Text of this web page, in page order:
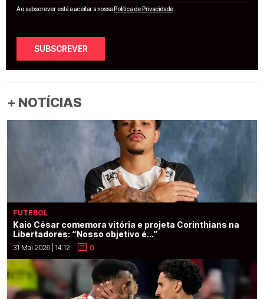
Ao subscrever está a aceitar a nossaPolítica de Privacidade
SUBSCREVER
+ NOTÍCIAS
FUTEBOL
Kaio César comemora vitória e projeta Corinthians na
Libertadores: “Nosso objetivo é...”
31 Mai 2026 | 14:12 0